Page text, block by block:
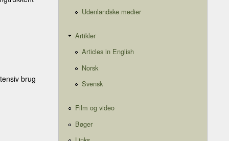
brug
Udenlandske medier
Artikler
Articles in English
Norsk
Svensk
Film og video
Bøger